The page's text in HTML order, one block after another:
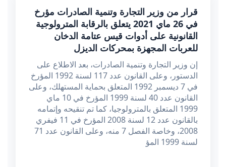
قرار من وزير التجارة وتنمية الصادرات مؤرخ
في 26 ماي 2021 يتعلق بالرقابة المترولوجية
القانونية على أدوات قيس عتامة الدخان
للعربات المجهزة بمحركات الديزل
إن وزير التجارة وتنمية الصادرات، بعد الاطلاع على
الدستور، وعلى القانون عدد 117 لسنة 1992 المؤرخ
في 7 ديسمبر 1992 المتعلق بحماية المستهلك، وعلى
القانون عدد 40 لسنة 1999 المؤرخ في 10 ماي
1999 المتعلق بالمترولوجيا، كما تم تنقيحه وإتمامه
بالقانون عدد 12 لسنة 2008 المؤرخ في 11 فيفري
2008، وخاصة الفصل 7 منه، وعلى القانون عدد 71
لسنة 1999 المؤ